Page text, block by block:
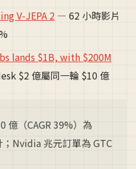
V-JEPA 2 — 62 小時影片
lands $1B, with $200M
$2 億屬同一輪 $10 億
億（CAGR 39%）為
Nvidia 兆元訂單為 GTC